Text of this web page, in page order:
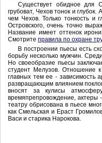
Существует обидное для
грубоват, Чехов тонок и
чем Чехов. Только тонкость и
Островского, очень точно
Название имеет оттенок
Смотрите правила по охране
В построении пьесы есть
борьбу несколько мужчин.
Но своеобразие пьесы
студент Мелузов. Отношение
главных тем ее - зависимость
развращающим влиянием
вносят за кулисы
времяпрепровождение,
театру обрисована в пьесе
как Смельская и Ераст
Васи и старика Нарокова.